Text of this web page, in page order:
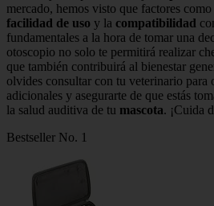
mercado, hemos visto que factores como
facilidad de uso y la compatibilidad
fundamentales a la hora de tomar una
otoscopio no solo te permitirá realizar
que también contribuirá al bienestar
olvides consultar con tu veterinario para
adicionales y asegurarte de que estás
la salud auditiva de tu mascota. ¡Cuida
Bestseller No. 1